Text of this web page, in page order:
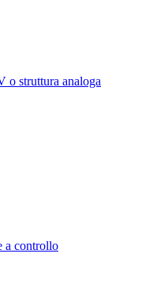
o struttura analoga
a controllo